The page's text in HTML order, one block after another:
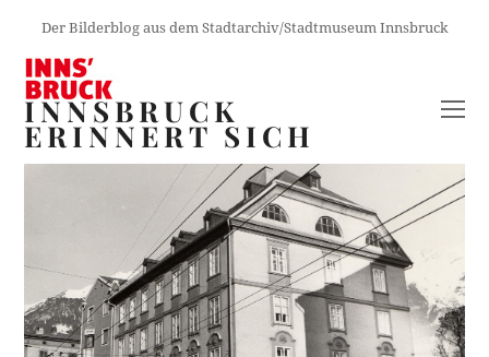
Der Bilderblog aus dem Stadtarchiv/Stadtmuseum Innsbruck
INNSBRUCK
ERINNERT SICH